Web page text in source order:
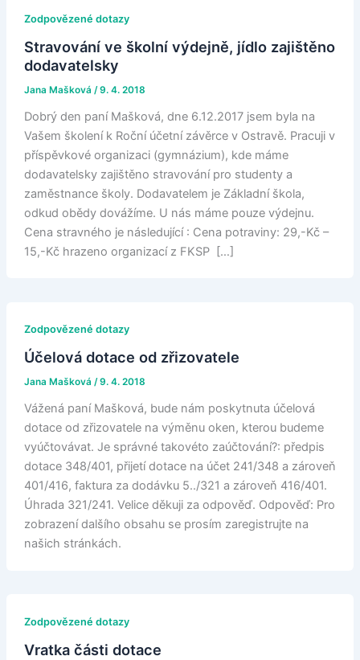
Zodpovězené dotazy
Stravování ve školní výdejně, jídlo zajištěno
dodavatelsky
Jana Mašková /9. 4. 2018
Dobrý den paní Mašková, dne 6.12.2017 jsem byla na
Vašem školení k Roční účetní závěrce v Ostravě. Pracuji v
příspěvkové organizaci (gymnázium), kde máme
dodavatelsky zajištěno stravování pro studenty a
zaměstnance školy. Dodavatelem je Základní škola,
odkud obědy dovážíme. U nás máme pouze výdejnu.
Cena stravného je následující : Cena potraviny: 29,-Kč –
15,-Kč hrazeno organizací z FKSP […]
Zodpovězené dotazy
Účelová dotace od zřizovatele
Jana Mašková /9. 4. 2018
Vážená paní Mašková, bude nám poskytnuta účelová
dotace od zřizovatele na výměnu oken, kterou budeme
vyúčtovávat. Je správné takovéto zaúčtování?: předpis
dotace 348/401, přijetí dotace na účet 241/348 a zároveň
401/416, faktura za dodávku 5../321 a zároveň 416/401.
Úhrada 321/241. Velice děkuji za odpověď. Odpověď: Pro
zobrazení dalšího obsahu se prosím zaregistrujte na
našich stránkách.
Zodpovězené dotazy
Vratka části dotace